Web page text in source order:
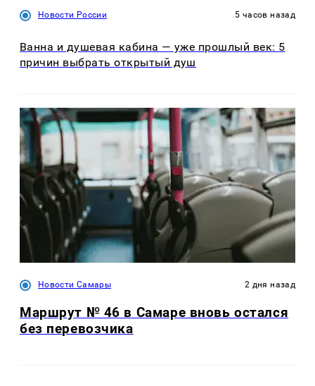
Новости России 5 часов назад
Ванна и душевая кабина — уже прошлый век: 5
причин выбрать открытый душ
Новости Самары 2 дня назад
Маршрут № 46 в Самаре вновь остался
без перевозчика